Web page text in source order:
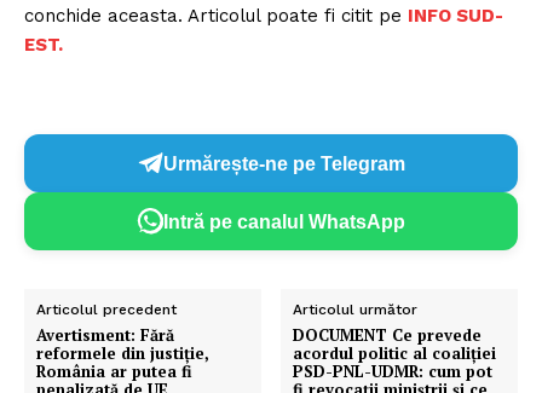
conchide aceasta. Articolul poate fi citit pe INFO SUD-
EST.
Urmărește-ne pe Telegram
Intră pe canalul WhatsApp
Articolul precedent
Avertisment: Fără
reformele din justiţie,
România ar putea fi
Articolul următor
DOCUMENT Ce prevede
acordul politic al coaliției
PSD-PNL-UDMR: cum pot